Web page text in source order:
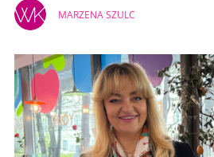
MARZENA SZULC